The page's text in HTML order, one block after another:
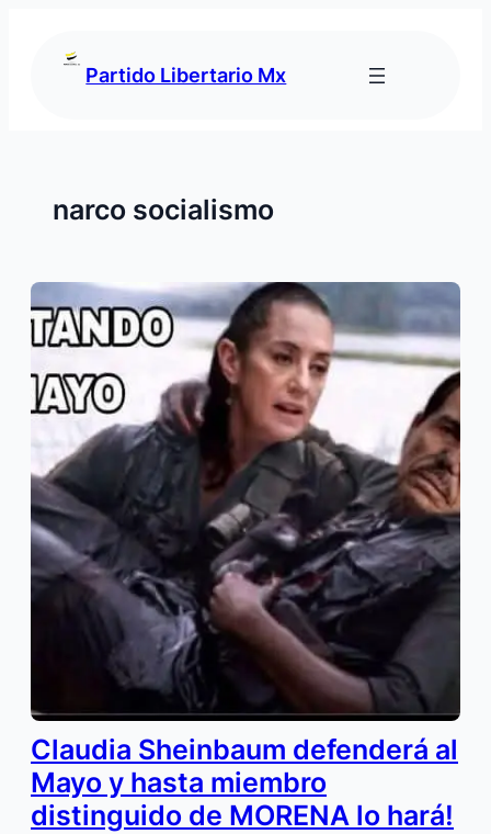
Partido Libertario Mx
narco socialismo
Claudia Sheinbaum defenderá al
Mayo y hasta miembro
distinguido de MORENA lo hará!